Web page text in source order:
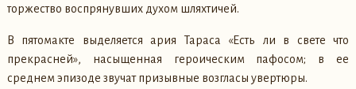
торжество воспрянувших духом шляхтичей.
В пятомакте выделяется ария Тараса «Есть ли в свете что
прекрасней», насыщенная героическим пафосом; в ее
среднем эпизоде звучат призывные возгласы увертюры.